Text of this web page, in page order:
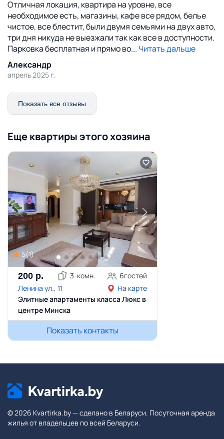
Отличная локация, квартира на уровне, все
необходимое есть, магазины, кафе все рядом, белье
чистое, все блестит, были двумя семьями на двух авто,
три дня никуда не выезжали так как все в доступности.
Парковка бесплатная и прямо во... Читать дальше
Александр
апрель 2025 г.
Показать все отзывы
Еще квартиры этого хозяина
5(1)
200 р. 3-комн. 6гостей
Ленина ул., 11
На карте
Элитные апартаменты класса Люкс в
центре Минска
Показать контакты
© 2026 Kvartirka.by — сделано в Беларуси. Посуточная аренда
жилья от владельцев по всей Беларуси.